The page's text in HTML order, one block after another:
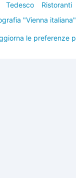
Tedesco Ristoranti
"Vienna italiana"
le preferenze